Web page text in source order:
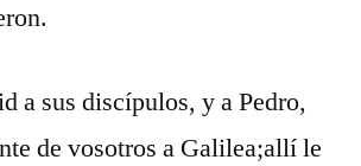
a sus discípulos, y a Pedro,
de vosotros a Galilea;allí le